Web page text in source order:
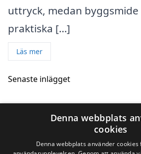
uttryck, medan
praktiska […]
Läs mer
Senaste inlägget
Skillnaden mellan
och industrismide
Denna webbplats
cookies
Denna webbplats använder